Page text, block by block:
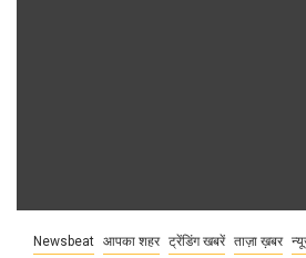
Newsbeat आपका शहर ट्रेंडिंग खबरें ताज़ा ख़बर